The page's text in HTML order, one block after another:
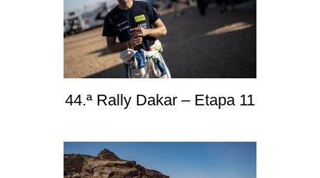
44.ª Rally Dakar – Etapa 11